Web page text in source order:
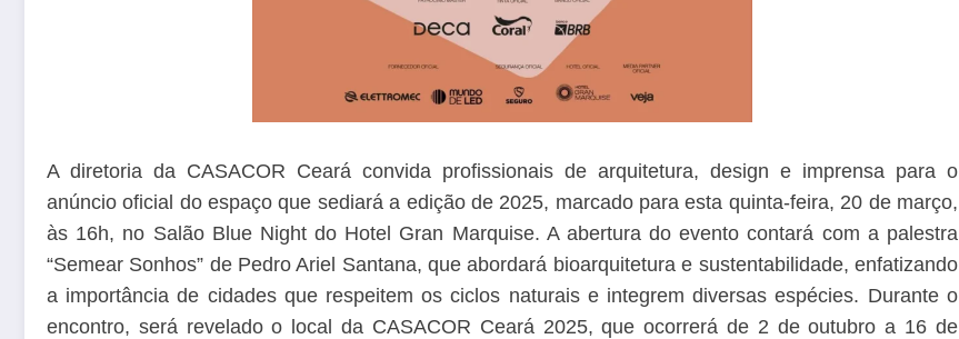
A diretoria da CASACOR Ceará convida profissionais de arquitetura, design e imprensa para o
anúncio oficial do espaço que sediará a edição de 2025, marcado para esta quinta-feira, 20 de março,
às 16h, no Salão Blue Night do Hotel Gran Marquise. A abertura do evento contará com a palestra
“Semear Sonhos” de Pedro Ariel Santana, que abordará bioarquitetura e sustentabilidade, enfatizando
a importância de cidades que respeitem os ciclos naturais e integrem diversas espécies. Durante o
encontro, será revelado o local da CASACOR Ceará 2025, que ocorrerá de 2 de outubro a 16 de